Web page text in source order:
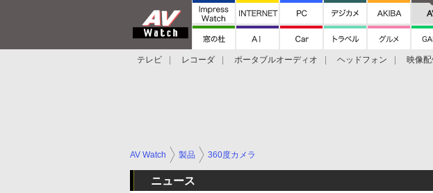
テレビ レコーダ ポータブルオーディオ ヘッドフォン 映像
AV Watch 製品 360度カメラ
ニュース